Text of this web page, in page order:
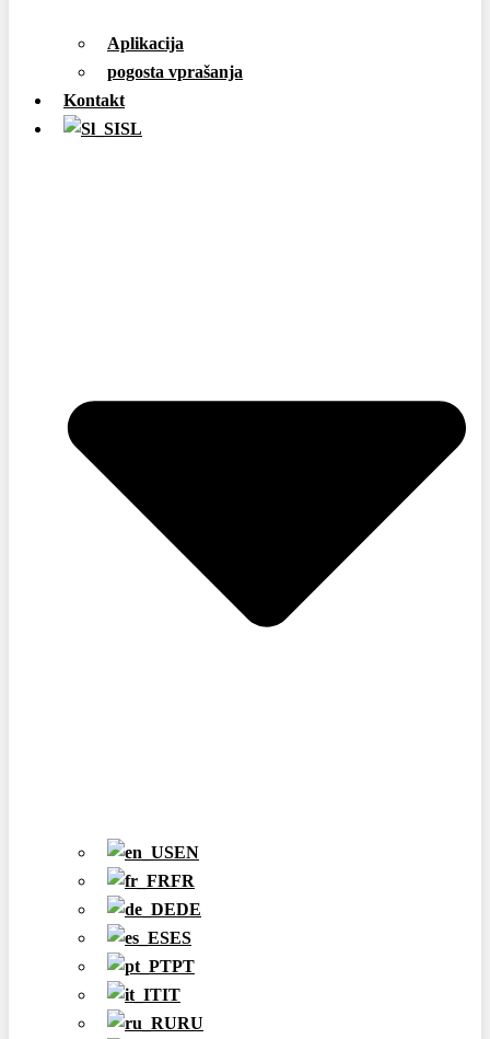
Aplikacija
pogosta vprašanja
Kontakt
SL
EN
FR
DE
ES
PT
IT
RU